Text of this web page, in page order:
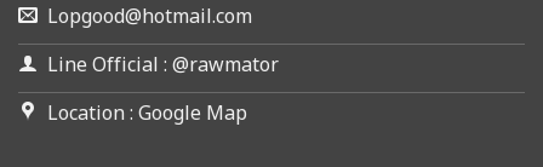
Lopgood@hotmail.com
Line Official : @rawmator
Location : Google Map